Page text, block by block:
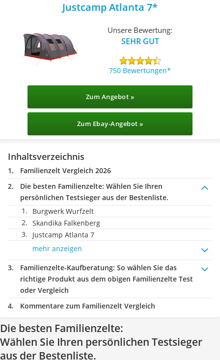
Justcamp Atlanta 7
Unsere Bewertung:
SEHR GUT
750 Bewertungen
Zum Angebot »
Zum Ebay-Angebot »
Inhaltsverzeichnis
Familienzelt Vergleich 2026
Die besten Familienzelte: Wählen Sie Ihren
persönlichen Testsieger aus der Bestenliste.
Burgwerk Wurfzelt
Skandika Falkenberg
Justcamp Atlanta 7
mehr anzeigen
Familienzelte-Kaufberatung: So wählen Sie das
richtige Produkt aus dem obigen Familienzelte Test
oder Vergleich
Kommentare zum Familienzelt Vergleich
Die besten Familienzelte:
Wählen Sie Ihren persönlichen Testsieger
aus der Bestenliste.